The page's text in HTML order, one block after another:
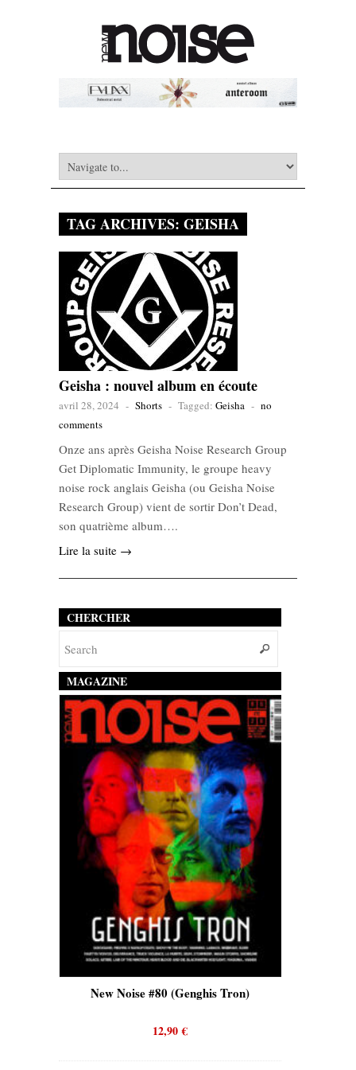
TAG ARCHIVES: GEISHA
Geisha : nouvel album en écoute
avril 28, 2024 - Shorts - Tagged: Geisha - no
comments
Onze ans après Geisha Noise Research Group
Get Diplomatic Immunity, le groupe heavy
noise rock anglais Geisha (ou Geisha Noise
Research Group) vient de sortir Don’t Dead,
son quatrième album….
Lire la suite →
CHERCHER
MAGAZINE
New Noise #80 (Genghis Tron)
12,90€